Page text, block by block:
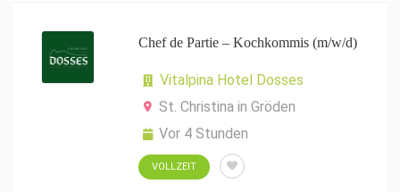
Chef de Partie – Kochkommis (m/w/d)
Vitalpina Hotel Dosses
St. Christina in Gröden
Vor 4 Stunden
VOLLZEIT